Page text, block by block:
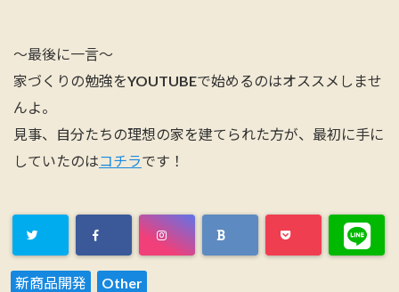
～最後に一言～
家づくりの勉強をYOUTUBEで始めるのはオススメしませ
んよ。
見事、自分たちの理想の家を建てられた方が、最初に手に
していたのはコチラです！
新商品開発 Other